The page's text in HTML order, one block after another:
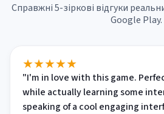
Справжні 5-зіркові відгуки
Google Play.
★★★★★
"I'm in love with this game.
while actually learning some
speaking of a cool engaging